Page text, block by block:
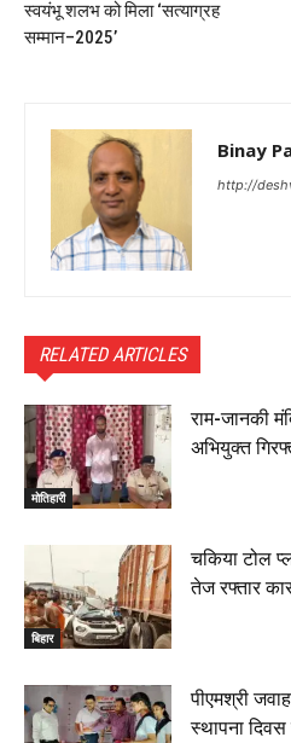
स्वयंभू शलभ को मिला ‘सत्याग्रह
सम्मान–2025’
Binay
http://
RELATED ARTICLES
मोतिहारी
राम-जानकी
अभियुक्त
बिहार
चकिया टोल
तेज रफ्तार
पीएमश्री
स्थापना